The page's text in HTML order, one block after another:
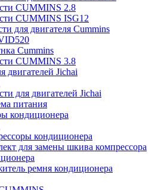
CUMMINS 2.8
CUMMINS ISG12
для двигателя Cummins
Cummins
CUMMINS 3.8
двигателей Jichai
для двигателей Jichai
питания
кондиционера
кондиционера
для замены шкива компрессора
ремня кондиционера